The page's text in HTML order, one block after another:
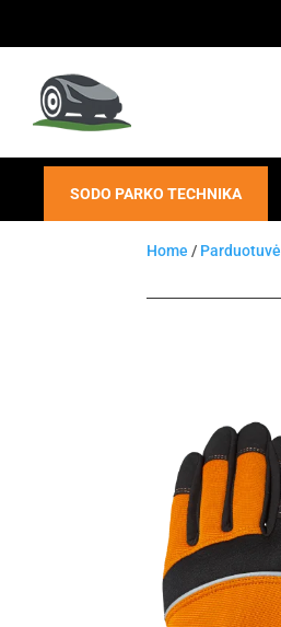
SODO PARKO TECHNIKA
Home / Parduotuvė